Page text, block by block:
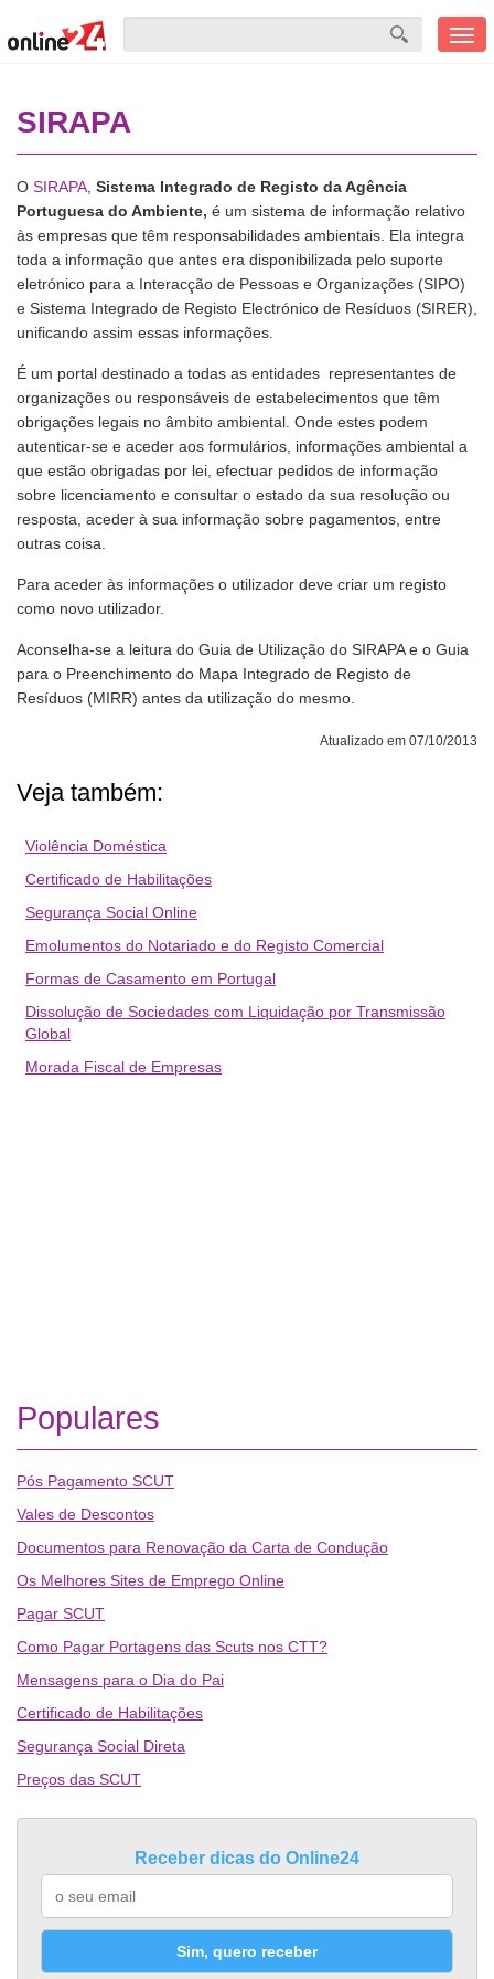
SIRAPA
O SIRAPA Sistema Integrado de Registo da Agência
Portuguesa do Ambiente, é um sistema de informação relativo
às empresas que têm responsabilidades ambientais. Ela integra
toda a informação que antes era disponibilizada pelo suporte
eletrónico para a Interacção de Pessoas e Organizações (SIPO)
e Sistema Integrado de Registo Electrónico de Resíduos (SIRER),
unificando assim essas informações.
É um portal destinado a todas as entidades representantes de
organizações ou responsáveis de estabelecimentos que têm
obrigações legais no âmbito ambiental. Onde estes podem
autenticar-se e aceder aos formulários, informações ambiental a
que estão obrigadas por lei, efectuar pedidos de informação
sobre licenciamento e consultar o estado da sua resolução ou
resposta, aceder à sua informação sobre pagamentos, entre
outras coisa.
Para aceder às informações o utilizador deve criar um registo
como novo utilizador.
Aconselha-se a leitura do Guia de Utilização do SIRAPA e o Guia
para o Preenchimento do Mapa Integrado de Registo de
Resíduos (MIRR) antes da utilização do mesmo.
Atualizado em 07/10/2013
Veja também:
Violência Doméstica
Certificado de Habilitações
Segurança Social Online
Emolumentos do Notariado e do Registo Comercial
Formas de Casamento em Portugal
Dissolução de Sociedades com Liquidação por Transmissão
Global
Morada Fiscal de Empresas
Populares
Pós Pagamento SCUT
Vales de Descontos
Documentos para Renovação da Carta de Condução
Os Melhores Sites de Emprego Online
Pagar SCUT
Como Pagar Portagens das Scuts nos CTT?
Mensagens para o Dia do Pai
Certificado de Habilitações
Segurança Social Direta
Preços das SCUT
Receber dicas do Online24
Sim, quero receber